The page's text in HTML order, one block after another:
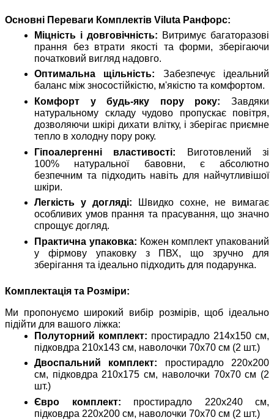
Основні Переваги Комплектів Viluta Ранфорс:
Міцність і довговічність: Витримує багаторазові
прання без втрати якості та форми, зберігаючи
початковий вигляд надовго.
Оптимальна щільність: Забезпечує ідеальний
баланс між зносостійкістю, м'якістю та комфортом.
Комфорт у будь-яку пору року: Завдяки
натуральному складу чудово пропускає повітря,
дозволяючи шкірі дихати влітку, і зберігає приємне
тепло в холодну пору року.
Гіпоалергенні властивості: Виготовлений зі
100% натуральної бавовни, є абсолютно
безпечним та підходить навіть для найчутливішої
шкіри.
Легкість у догляді: Швидко сохне, не вимагає
особливих умов прання та прасування, що значно
спрощує догляд.
Практична упаковка: Кожен комплект упакований
у фірмову упаковку з ПВХ, що зручно для
зберігання та ідеально підходить для подарунка.
Комплектація та Розміри:
Ми пропонуємо широкий вибір розмірів, щоб ідеально
підійти для вашого ліжка:
Полуторний комплект: простирадло 214х150 см,
підковдра 210х143 см, наволочки 70х70 см (2 шт.)
Двоспальний комплект: простирадло 220х200
см, підковдра 210х175 см, наволочки 70х70 см (2
шт.)
Євро комплект: простирадло 220х240 см,
підковдра 220х200 см, наволочки 70х70 см (2 шт.)